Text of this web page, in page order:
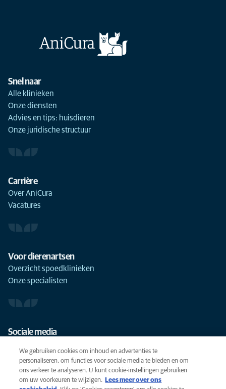
Snel naar
Alle klinieken
Onze diensten
Advies en tips: huisdieren
Onze juridische structuur
Carrière
Over AniCura
Vacatures
Voor dierenartsen
Overzicht spoedklinieken
Onze specialisten
Sociale media
Cookies
We gebruiken cookies om inhoud en advertenties te
personaliseren, om functies voor sociale media te bieden en om
ons verkeer te analyseren. U kunt cookie-instellingen gebruiken
om uw voorkeuren te wijzigen.
Lees meer over ons